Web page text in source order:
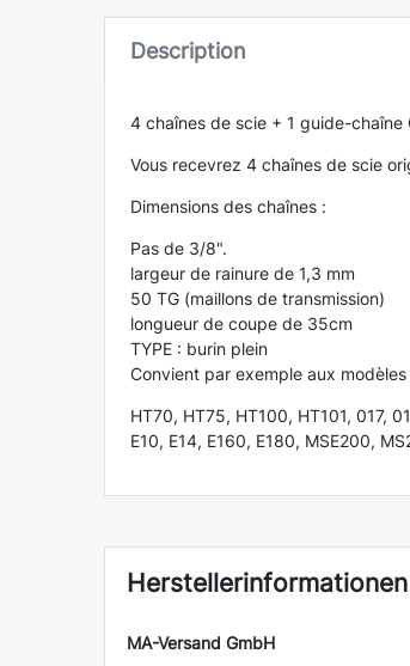
Description
4 chaînes de scie + 1 guide-
Vous recevrez 4 chaînes de scie
Dimensions des chaînes :
Pas de 3/8".
largeur de rainure de 1,3 mm
50 TG (maillons de transmission)
longueur de coupe de 35cm
TYPE : burin plein
Convient par exemple aux modèles
HT70, HT75, HT100, HT101, 017,
E10, E14, E160, E180, MSE200,
Herstellerinformationen
MA-Versand GmbH